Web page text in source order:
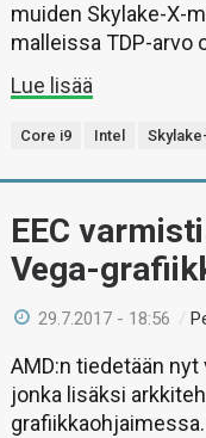
muiden Skylake-X-
malleissa TDP-arvo
Lue lisää
Core i9 Intel
EEC
Vega-
29.7.2017 - 18:56 /
AMD:n tiedetään
jonka lisäksi